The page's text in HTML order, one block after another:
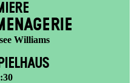
Williams